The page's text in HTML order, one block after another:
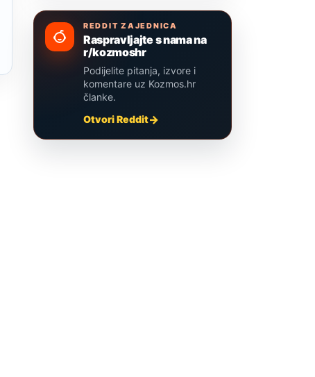
REDDIT ZAJEDNICA
Raspravljajte s nama na
r/kozmoshr
Podijelite pitanja, izvore i
komentare uz Kozmos.hr
članke.
Otvori Reddit